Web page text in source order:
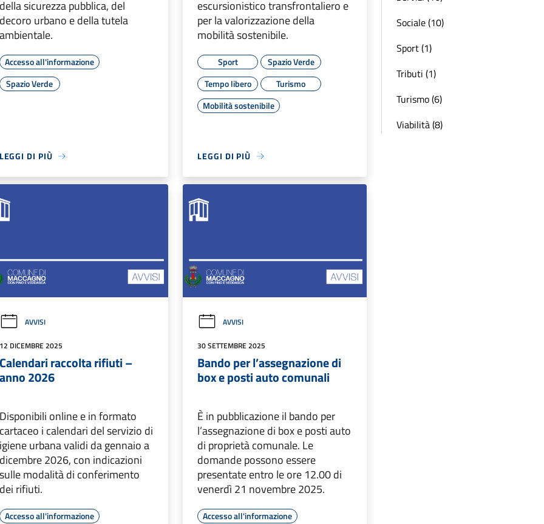
sicurezza pubblica, del
urbano e della tutela
Accesso all'informazione
Spazio Verde
DI PIÙ
escursionistico transfrontaliero e
per la valorizzazione della
mobilità sostenibile.
Sport
Spazio Verde
Tempo libero
Turismo
Mobilità sostenibile
LEGGI DI PIÙ
AVVISI
DICEMBRE 2025
raccolta rifiuti –
2026
online e in formato
i calendari del servizio di
urbana validi da gennaio a
2026, con indicazioni
modalità di conferimento
rifiuti.
Accesso all'informazione
AVVISI
30 SETTEMBRE 2025
Bando per l’assegnazione di
box e posti auto comunali
È in pubblicazione il bando per
l’assegnazione di box e posti auto
di proprietà comunale. Le
domande possono essere
presentate entro le ore 12.00 di
venerdì 21 novembre 2025.
Accesso all'informazione
Sociale (10)
Sport (1)
Tributi (1)
Turismo (6)
Viabilità (8)